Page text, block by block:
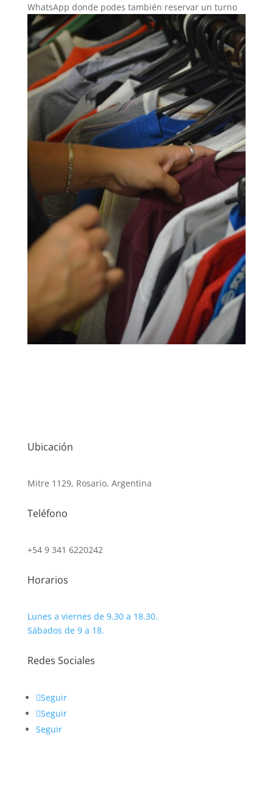
WhatsApp donde podes también reservar un turno
Ubicación
Mitre 1129, Rosario, Argentina
Teléfono
+54 9 341 6220242
Horarios
Lunes a viernes de 9.30 a 18.30.
Sábados de 9 a 18.
Redes Sociales
Seguir
Seguir
Seguir